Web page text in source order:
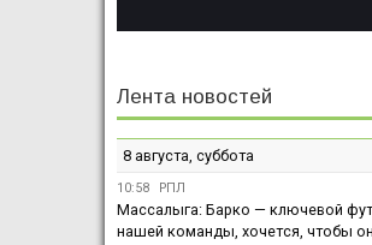
Лента новостей
8 августа, суббота
10:58 РПЛ
Массалыга: Барко — ключевой
нашей команды, хочется, чтобы